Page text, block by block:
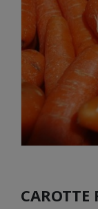
CAROTTE